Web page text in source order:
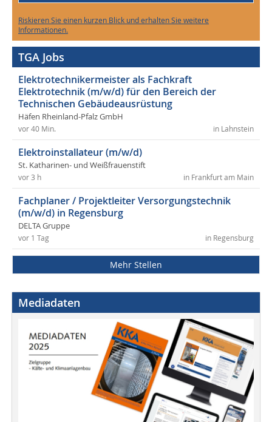
Riskieren Sie einen kurzen Blick und erhalten Sie weitere
Informationen.
TGA Jobs
Elektrotechnikermeister als Fachkraft
Elektrotechnik (m/w/d) für den Bereich der
Technischen Gebäudeausrüstung
Häfen Rheinland-Pfalz GmbH
in Lahnstein
vor 40 Min.
Elektroinstallateur (m/w/d)
St. Katharinen- und Weißfrauenstift
in Frankfurt am Main
vor 3 h
Fachplaner / Projektleiter Versorgungstechnik
(m/w/d) in Regensburg
DELTA Gruppe
in Regensburg
vor 1 Tag
Mehr Stellen
Mediadaten